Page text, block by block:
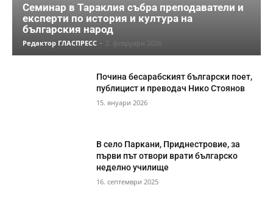
Семинар в Тараклия събра преподаватели и
експерти по история и култура на
българския народ
Редактор ГЛАСПРЕСС - 2. февруари 2026
Почина бесарабският български поет,
публицист и преводач Нико Стоянов
15. януари 2026
В село Паркани, Приднестровие, за
първи път отвори врати българско
неделно училище
16. септември 2025